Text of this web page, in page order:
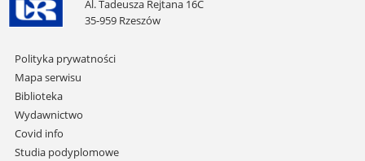
Al. Tadeusza Rejtana 16C
35-959 Rzeszów
Pomiń
nawigację
i
przejdź
do
treści
Polityka prywatności
Mapa serwisu
Biblioteka
Wydawnictwo
Covid info
Studia podyplomowe